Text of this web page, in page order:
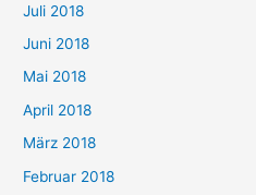
Juli 2018
Juni 2018
Mai 2018
April 2018
März 2018
Februar 2018